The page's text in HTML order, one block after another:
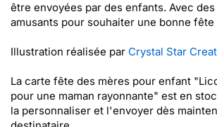
être envoyées par des enfants. Avec
amusants pour souhaiter une bonne fête
Illustration réalisée par Crystal Star
La carte fête des mères pour enfant
pour une maman rayonnante" est en
la personnaliser et l'envoyer dès